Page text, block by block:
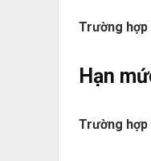
Trường hợp
Hạn
Trường hợp